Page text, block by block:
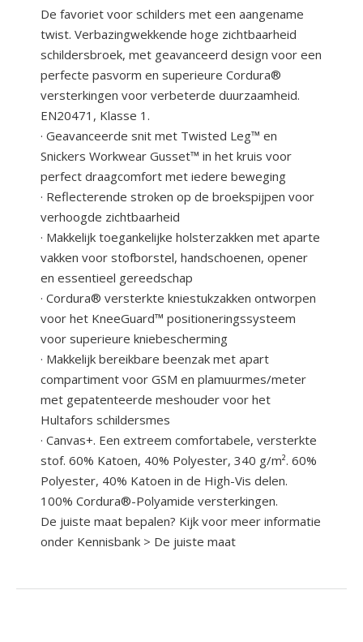
De favoriet voor schilders met een aangename
twist. Verbazingwekkende hoge zichtbaarheid
schildersbroek, met geavanceerd design voor een
perfecte pasvorm en superieure Cordura®
versterkingen voor verbeterde duurzaamheid.
EN20471, Klasse 1.
· Geavanceerde snit met Twisted Leg™ en
Snickers Workwear Gusset™ in het kruis voor
perfect draagcomfort met iedere beweging
· Reflecterende stroken op de broekspijpen voor
verhoogde zichtbaarheid
· Makkelijk toegankelijke holsterzakken met aparte
vakken voor stofborstel, handschoenen, opener
en essentieel gereedschap
· Cordura® versterkte kniestukzakken ontworpen
voor het KneeGuard™ positioneringssysteem
voor superieure kniebescherming
· Makkelijk bereikbare beenzak met apart
compartiment voor GSM en plamuurmes/meter
met gepatenteerde meshouder voor het
Hultafors schildersmes
· Canvas+. Een extreem comfortabele, versterkte
stof. 60% Katoen, 40% Polyester, 340 g/m². 60%
Polyester, 40% Katoen in de High-Vis delen.
100% Cordura®-Polyamide versterkingen.
De juiste maat bepalen? Kijk voor meer informatie
onder Kennisbank > De juiste maat